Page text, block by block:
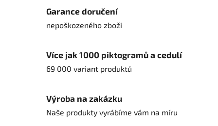
Garance doručení
nepoškozeného zboží
Více jak 1000 piktogramů a cedulí
69 000 variant produktů
Výroba na zakázku
Naše produkty vyrábíme vám na míru